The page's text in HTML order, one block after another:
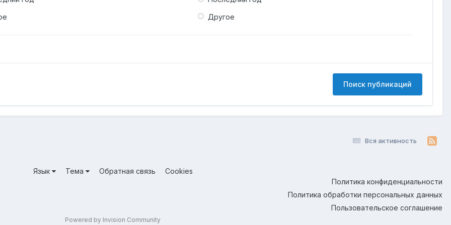
Другое
Поиск публикаций
Вся активность
Язык Тема Обратная связь
Cookies
Политика конфиденциальности
Политика обработки персональных данных
Пользовательское соглашение
Powered by Invision Community